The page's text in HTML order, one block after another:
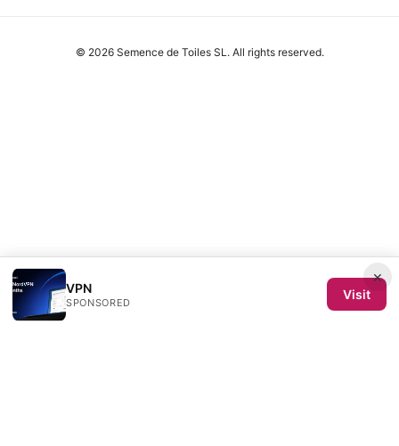
×
VPN
SPONSORED
Visit
© 2026 Semence de Toiles SL. All rights reserved.